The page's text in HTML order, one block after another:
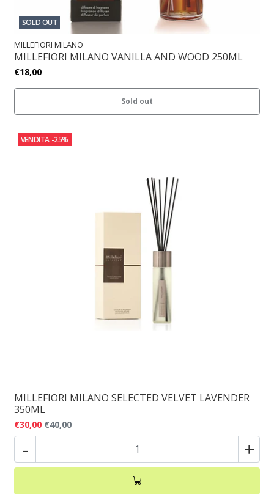
SOLD OUT
MILLEFIORI MILANO
MILLEFIORI MILANO VANILLA AND WOOD 250ML
€18,00
Sold out
VENDITA -25%
MILLEFIORI MILANO SELECTED VELVET LAVENDER
350ML
€30,00 €40,00
- +